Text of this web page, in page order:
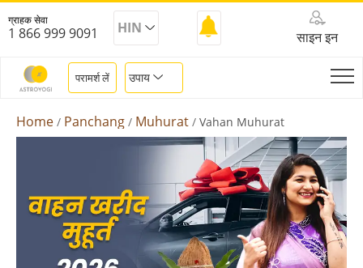
ग्राहक सेवा
1 866 999 9091 HIN
साइन इन
परामर्श लें उपाय
Home Panchang Muhurat Vahan Muhurat